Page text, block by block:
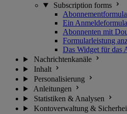
Subscription forms
Ein
Abonnenten mit
Formularleistung
Das Widget für das
Nachrichtenkanäle
Inhalt
Personalisierung
Anleitungen
Statistiken & Analysen
Kontoverwaltung &